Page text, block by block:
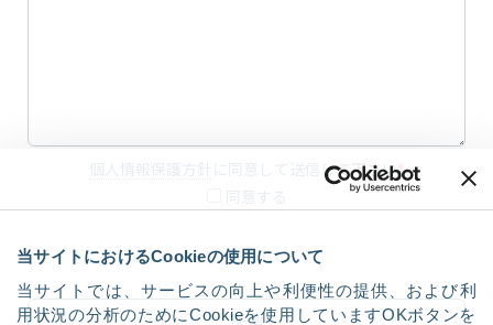
当サイトにおけるCookieの使用について
当サイトでは、サービスの向上や利便性の提供、および利
用状況の分析のためにCookieを使用していますOKボタンを
に同意して送信して下さい*